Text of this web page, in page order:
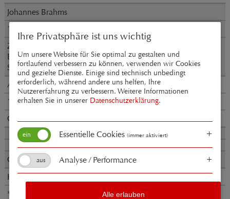
Johannes Brahms
1833-1897
Zwei Motetten op. 29 (1864)
Es ist das Heil uns kommen her
Schaffe in mir Gott
Anton Bruckner
1824-1896
Os justi meditabitur WAB 30 (1879)
Christus factus est WAB 11 (1884)
Krzysztof Penderecki
*1933
Ihre Privatsphäre ist uns wichtig
Um unsere Website für Sie optimal zu gestalten und
fortlaufend verbessern zu können, verwenden wir Cookies
und gezielte Dienste. Einige sind technisch unbedingt
erforderlich, während andere uns helfen, Ihre
Nutzererfahrung zu verbessern. Weitere Informationen
erhalten Sie in unserer Datenschutzerklärung.
Alle erlauben
Essentielle Cookies (immer aktiviert)
Analyse / Performance